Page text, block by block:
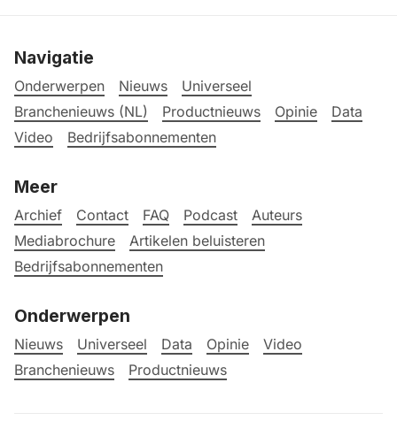
Navigatie
Onderwerpen Nieuws
Universeel
Branchenieuws (NL)
Productnieuws Opinie
Data
Video
Bedrijfsabonnementen
Meer
Archief Contact FAQ Podcast
Auteurs
Mediabrochure
Artikelen beluisteren
Bedrijfsabonnementen
Onderwerpen
Nieuws Universeel Data Opinie
Video
Branchenieuws
Productnieuws